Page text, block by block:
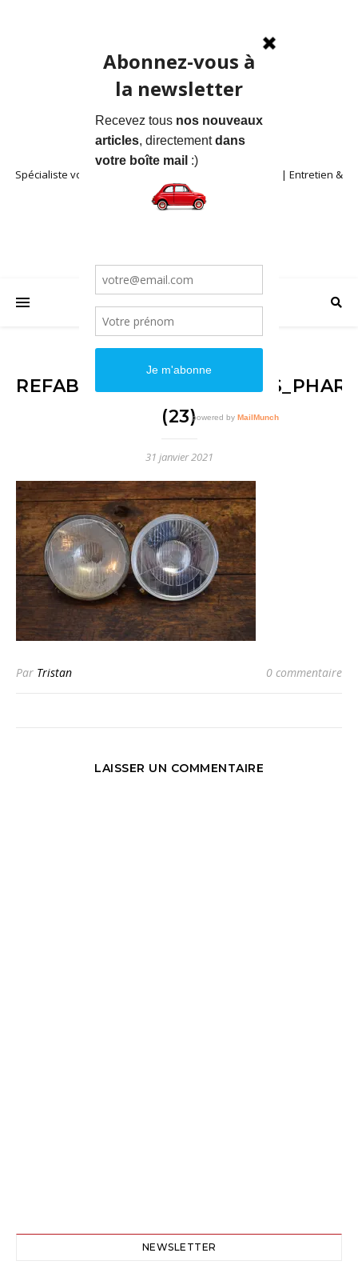
Spécialiste voitures anciennes en Provence | Location | Entretien &
Restauration | Blog
(23)
31 janvier 2021
Par Tristan 0 commentaire
LAISSER UN COMMENTAIRE
NEWSLETTER